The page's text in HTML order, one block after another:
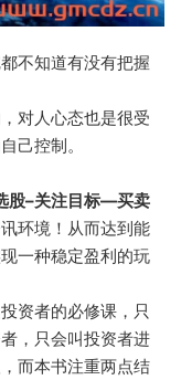
不知道有没有把握
对人心态也是很受
己控制。
股–关注目标—买卖
环境！从而达到能
一种稳定盈利的玩
资者的必修课，只
，只会叫投资者进
而本书注重两点结